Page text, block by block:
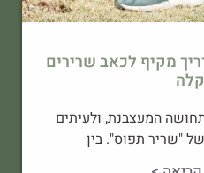
מקיף לכאב שרירים
המעצבנת, ולעיתים
"שריר תפוס". בין